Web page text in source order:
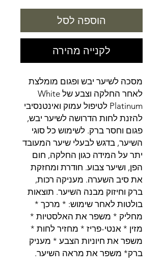
הוספה לסל
לקנייה מהירה
מסכה לשיער יבש ופגום מומלצת
לאחר החלקה וצבע של White
Platinum לטיפול עמוק ואינטנסיבי
להזנת לחות הדרושה לשיער יבש,
פגום וחסר ברק. לשימוש כל סוגי
השיער, בדגש לבעלי שיער המעובד
יתר על המידה כגון החלקה, חום
הפן, ושיער צבוע. חודרת ומחזקת
את סיב השערה. מעניקה רכות,
ברק וחיזוק מבנה השיער. תוצאות
בולטות לאחר שימוש: * מרכך *
מחליק * משפר את האלסטיות *
מזין * אנטי-פריז * מחזיר לחות *
משפר את חיוניות הצבע * מעניק
ברק* משפר את מראה השיער.